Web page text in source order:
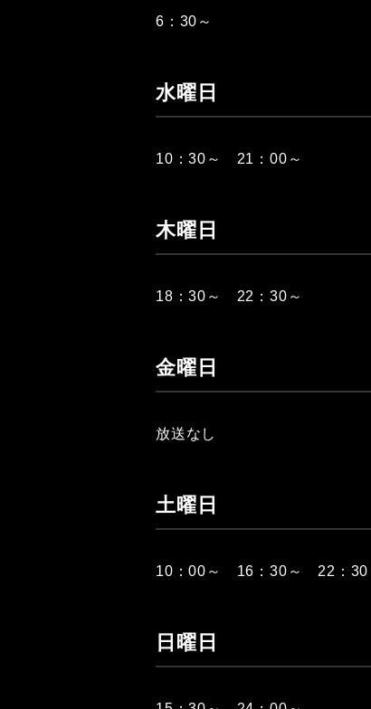
6：30～
水曜日
10：30～ 21：00～
木曜日
18：30～ 22：30～
金曜日
放送なし
土曜日
10：00～ 16：30～ 22：30
日曜日